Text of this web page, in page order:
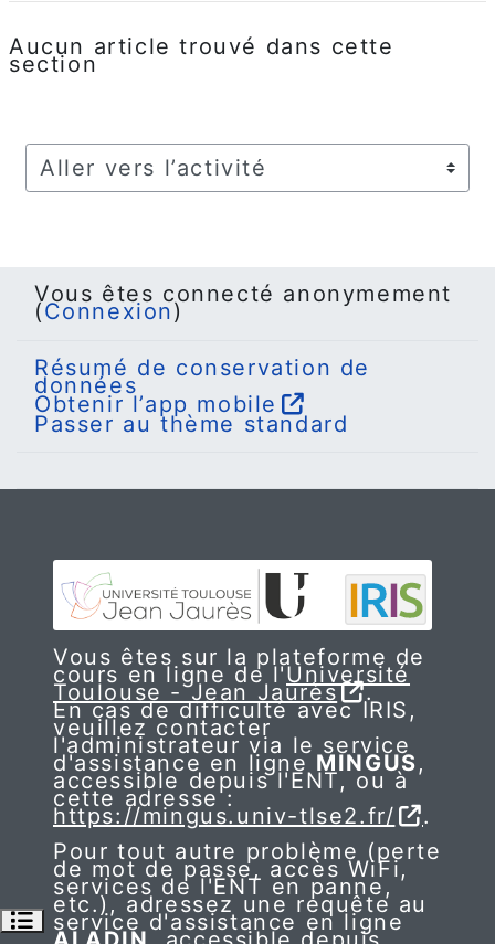
Ouvrir l’index du cours
Aucun article trouvé dans cette
section
Aller vers l’activité
Vous êtes connecté anonymement
(Connexion)
Résumé de conservation de
données
Obtenir l’app mobile
Passer au thème standard
Vous êtes sur la plateforme de
cours en ligne de l'Université
Toulouse - Jean Jaurès .
En cas de difficulté avec IRIS,
veuillez contacter
l'administrateur via le service
d'assistance en ligne MINGUS,
accessible depuis l'ENT, ou à
cette adresse :
https://mingus.univ-tlse2.fr/
.
Pour tout autre problème (perte
de mot de passe, accès WiFi,
services de l'ENT en panne,
etc.), adressez une requête au
service d'assistance en ligne